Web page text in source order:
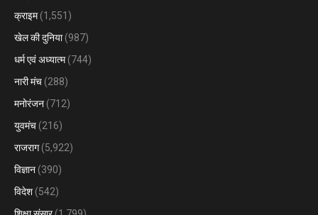
क्राइम(1,551)
खेल की दुनिया(987)
धर्म एवं अध्यात्म(744)
नारी मंच (288)
मनोरंजन (712)
युवमंच (216)
राजराग(5,922)
विज्ञान (390)
विदेश (542)